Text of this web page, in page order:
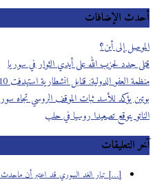
أحدث الإضافات
الموصل إلى أين؟
قتلى جدد لحزب الله على أيدي الثوار في سوريا
منظمة العفو الدولية: قنابل انشطارية استهدفت 110 مواقع في حلب خلال أسبوعين
بوتين يؤكد للأسد ثبات الموقف الروسي تجاه سوريا
الناتو يتوقع تصعيدا روسيا في حلب
آخر التعليقات
[…] تيار الغد السوري قد اعتبر أن ماحدث